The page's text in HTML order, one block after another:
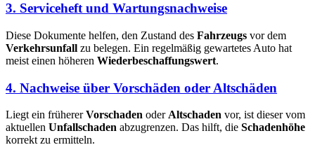
3. Serviceheft und Wartungsnachweise
Diese Dokumente helfen, den Zustand des Fahrzeugs vor dem
Verkehrsunfall zu belegen. Ein regelmäßig gewartetes Auto hat
meist einen höheren Wiederbeschaffungswert.
4. Nachweise über Vorschäden oder Altschäden
Liegt ein frühererVorschaden oder Altschaden vor, ist dieser vom
aktuellen Unfallschaden abzugrenzen. Das hilft, die Schadenhöhe
korrekt zu ermitteln.